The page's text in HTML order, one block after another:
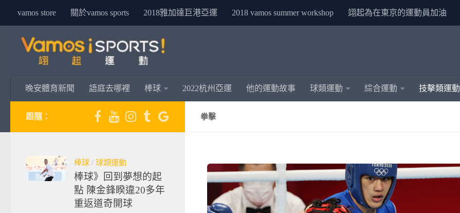
vamos store 關於vamos sports 2018雅加達巨港亞運 2018 vamos summer workshop 翊起為在東京的運動員加油
晚安體育新聞 語庭去哪裡 棒球 2022杭州亞運 他的運動故事 球類運動 綜合運動 技擊類運動
拳擊
跟隨：
棒球 / 球類運動
棒球》回到夢想的起
點 陳金鋒睽違20多年
重返道奇開球